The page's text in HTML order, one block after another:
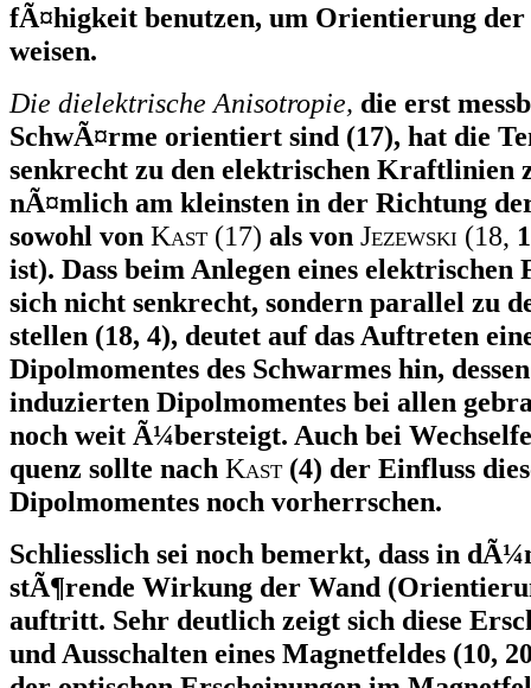
fÃ¤higkeit benutzen, um Orientierung der
weisen.
Die dielektrische Anisotropie, die erst
SchwÃ¤rme orientiert sind (17), hat die
senkrecht zu den elektrischen Kraftlinien
nÃ¤mlich am kleinsten in der Richtung
sowohl von Kast(17) als von Jezewski (18,
ist). Dass beim Anlegen eines elektrischen
sich nicht senkrecht, sondern parallel zu
stellen (18, 4), deutet auf das Auftreten
Dipolmomentes des Schwarmes hin,
induzierten Dipolmomentes bei allen
noch weit Ã¼bersteigt. Auch bei
quenz sollte nach Kast(4) der Einfluss
Dipolmomentes noch vorherrschen.
Schliesslich sei noch bemerkt, dass in
stÃ¶rende Wirkung der Wand
auftritt. Sehr deutlich zeigt sich diese
und Ausschalten eines Magnetfeldes (10,